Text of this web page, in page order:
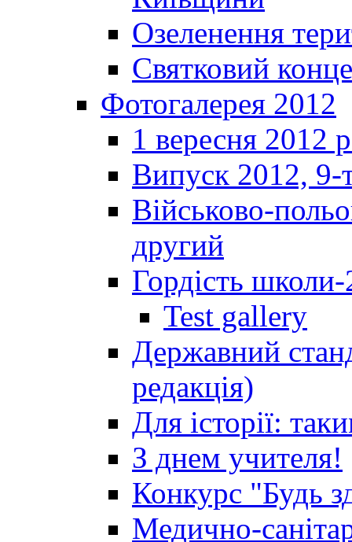
Озеленення
Святковий
Фотогалерея 2012
1 вересня 2012
Випуск 2012, 9-
Військово-
другий
Гордість
Test gallery
Державний
редакція)
Для історії:
З днем учителя!
Конкурс "Будь
Медично-